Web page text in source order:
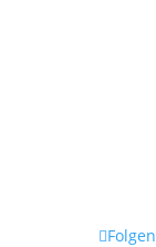
Folgen